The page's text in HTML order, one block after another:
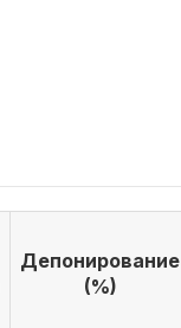
Депонирование
(%)